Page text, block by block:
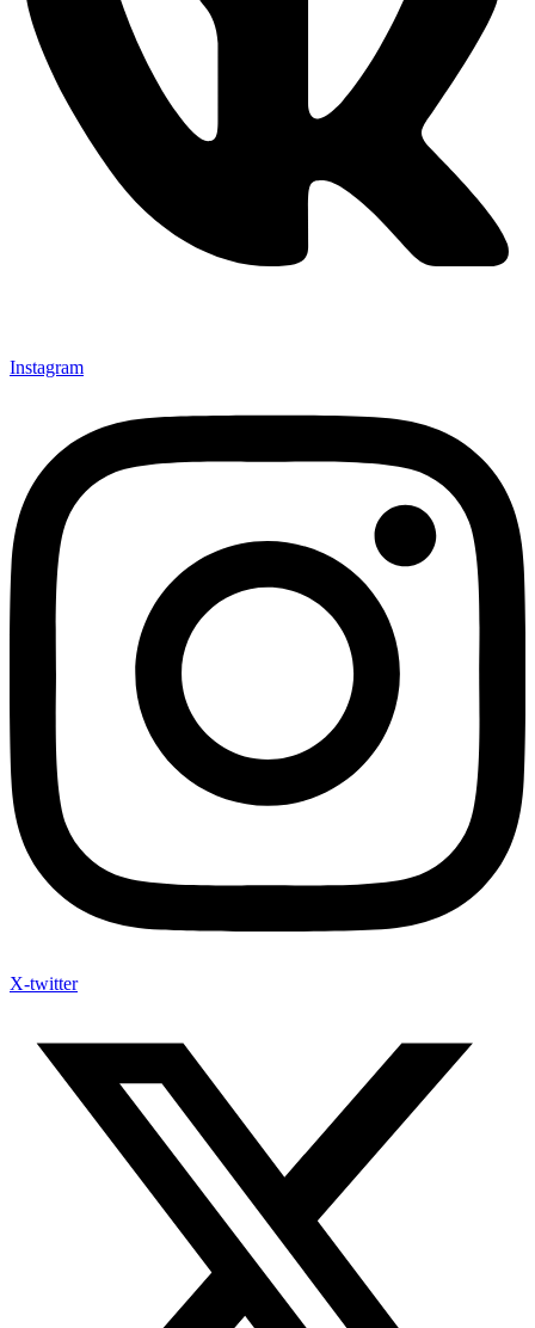
Instagram
X-twitter